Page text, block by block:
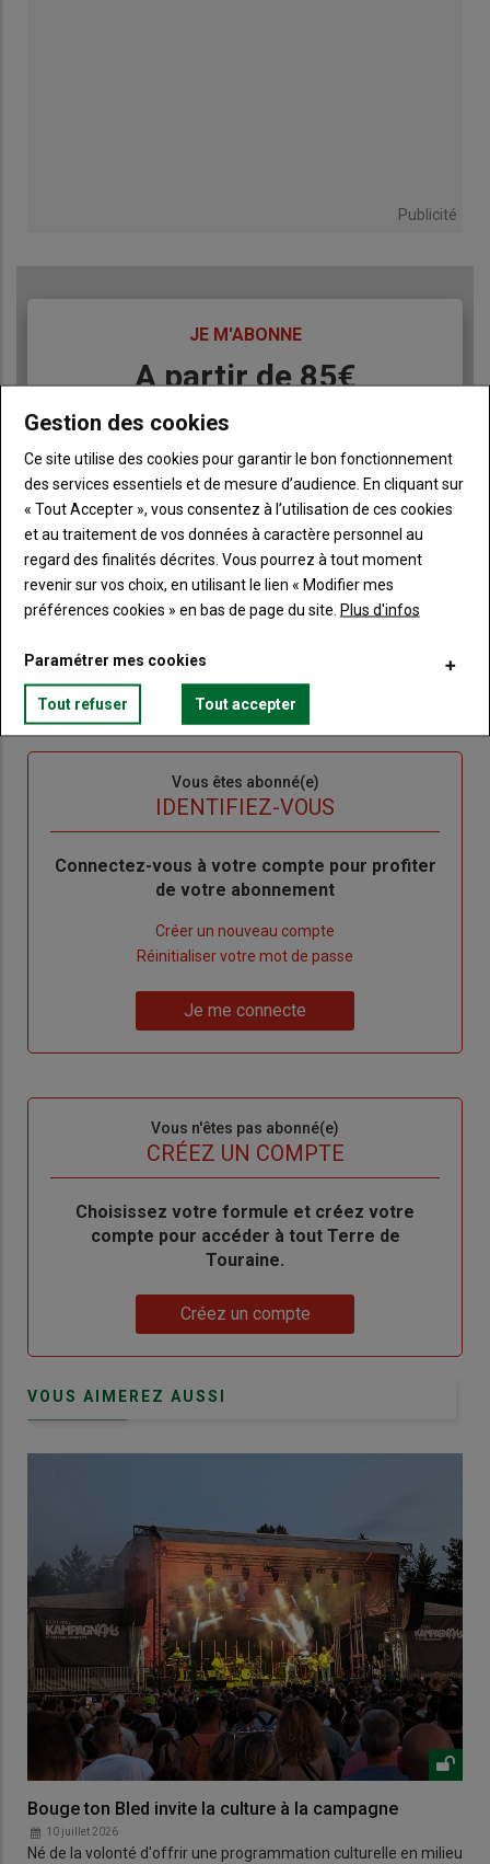
Publicité
JE M'ABONNE
Body A partir de 85€
Lien JE M'ABONNE
Liste
puce
Accédez à tous les articles du site Terre de Touraine
Consultez le journal Terre de Touraine au format
numérique, sur tous les supports
Ne manquez aucune information grâce à la
newsletter du journal Terre de Touraine
Vous êtes abonné(e)
IDENTIFIEZ-VOUS
Body
Connectez-vous à votre compte pour profiter
de votre abonnement
Créer un nouveau compte
de
Réinitialiser votre mot de passe
me
Je me connecte
Vous n'êtes pas abonné(e)
CRÉEZ UN COMPTE
BodyChoisissez votre formule et créez votre
compte pour accéder à tout Terre de
Touraine.
Créez un compte
VOUS AIMEREZ AUSSI
Bouge ton Bled invite la culture à la campagne
10 juillet 2026
Né de la volonté d'offrir une programmation culturelle en milieu
Gestion des cookies
Ce site utilise des cookies pour garantir le bon fonctionnement
des services essentiels et de mesure d’audience. En cliquant sur
« Tout Accepter », vous consentez à l’utilisation de ces cookies
et au traitement de vos données à caractère personnel au
regard des finalités décrites. Vous pourrez à tout moment
revenir sur vos choix, en utilisant le lien « Modifier mes
préférences cookies » en bas de page du site. Plus d'infos
Paramétrer mes cookies
Tout refuser Tout accepter